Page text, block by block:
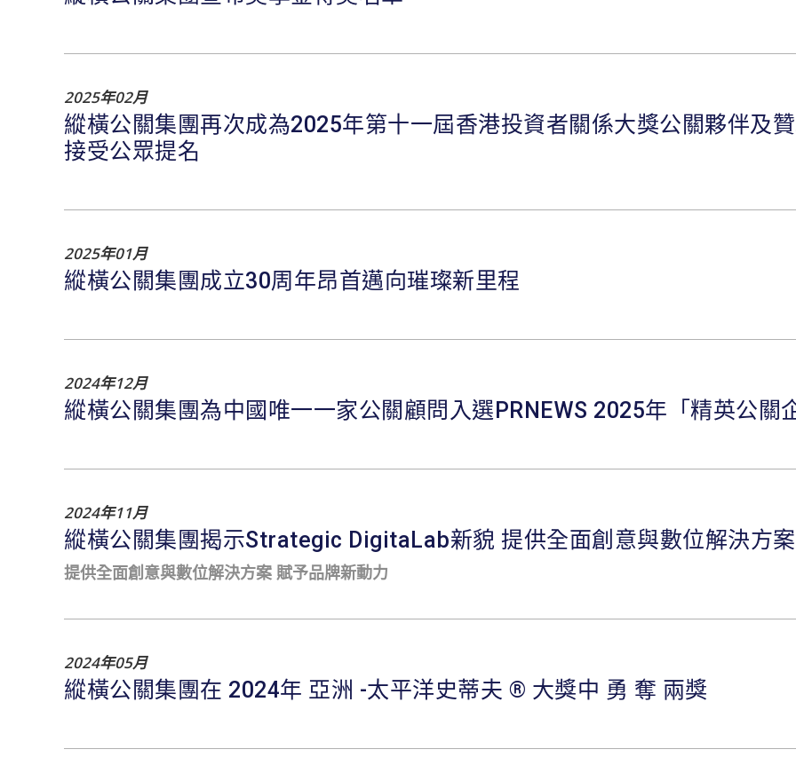
2025年02月
縱橫公關集團再次成為2025年第十一屆香港投資者關係大獎公關夥伴及
接受公眾提名
2025年01月
縱橫公關集團成立30周年昂首邁向璀璨新里程
2024年12月
縱橫公關集團為中國唯一一家公關顧問入選PRNEWS 2025年「精英公關
2024年11月
縱橫公關集團揭示Strategic DigitaLab新貌 提供全面創意與數位解決方案
提供全面創意與數位解決方案 賦予品牌新動力
2024年05月
縱橫公關集團在 2024年 亞洲 -太平洋史蒂夫 ® 大獎中 勇 奪 兩獎